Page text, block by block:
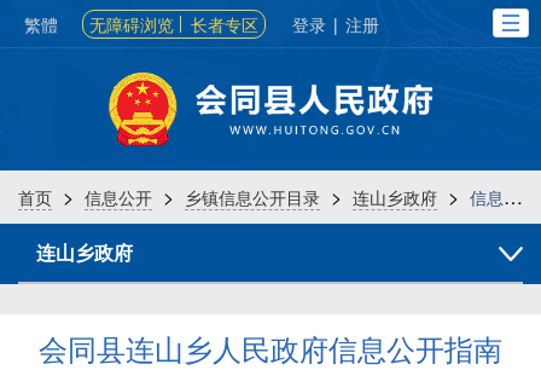
繁體 无障碍浏览 长者专区 登录 | 注册
首页 > 信息公开 > 乡镇信息公开目录 > 连山乡政府 > 信息公开指南
连山乡政府
会同县连山乡人民政府信息公开指南